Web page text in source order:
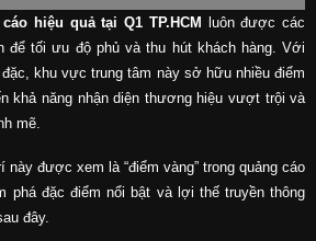
hiệu quả tại Q1 TP.HCM
luôn được các
để tối ưu độ phủ và thu hút khách hàng. Với
khu vực trung tâm này sở hữu nhiều điểm
khả năng nhận diện thương hiệu vượt trội và
mẽ.
được xem là “điểm vàng” trong quảng cáo
phá đặc điểm nổi bật và lợi thế truyền thông
đây.